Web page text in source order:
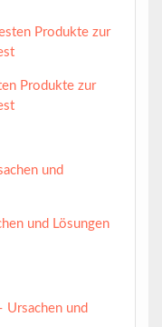
Produkte zur
und Lösungen